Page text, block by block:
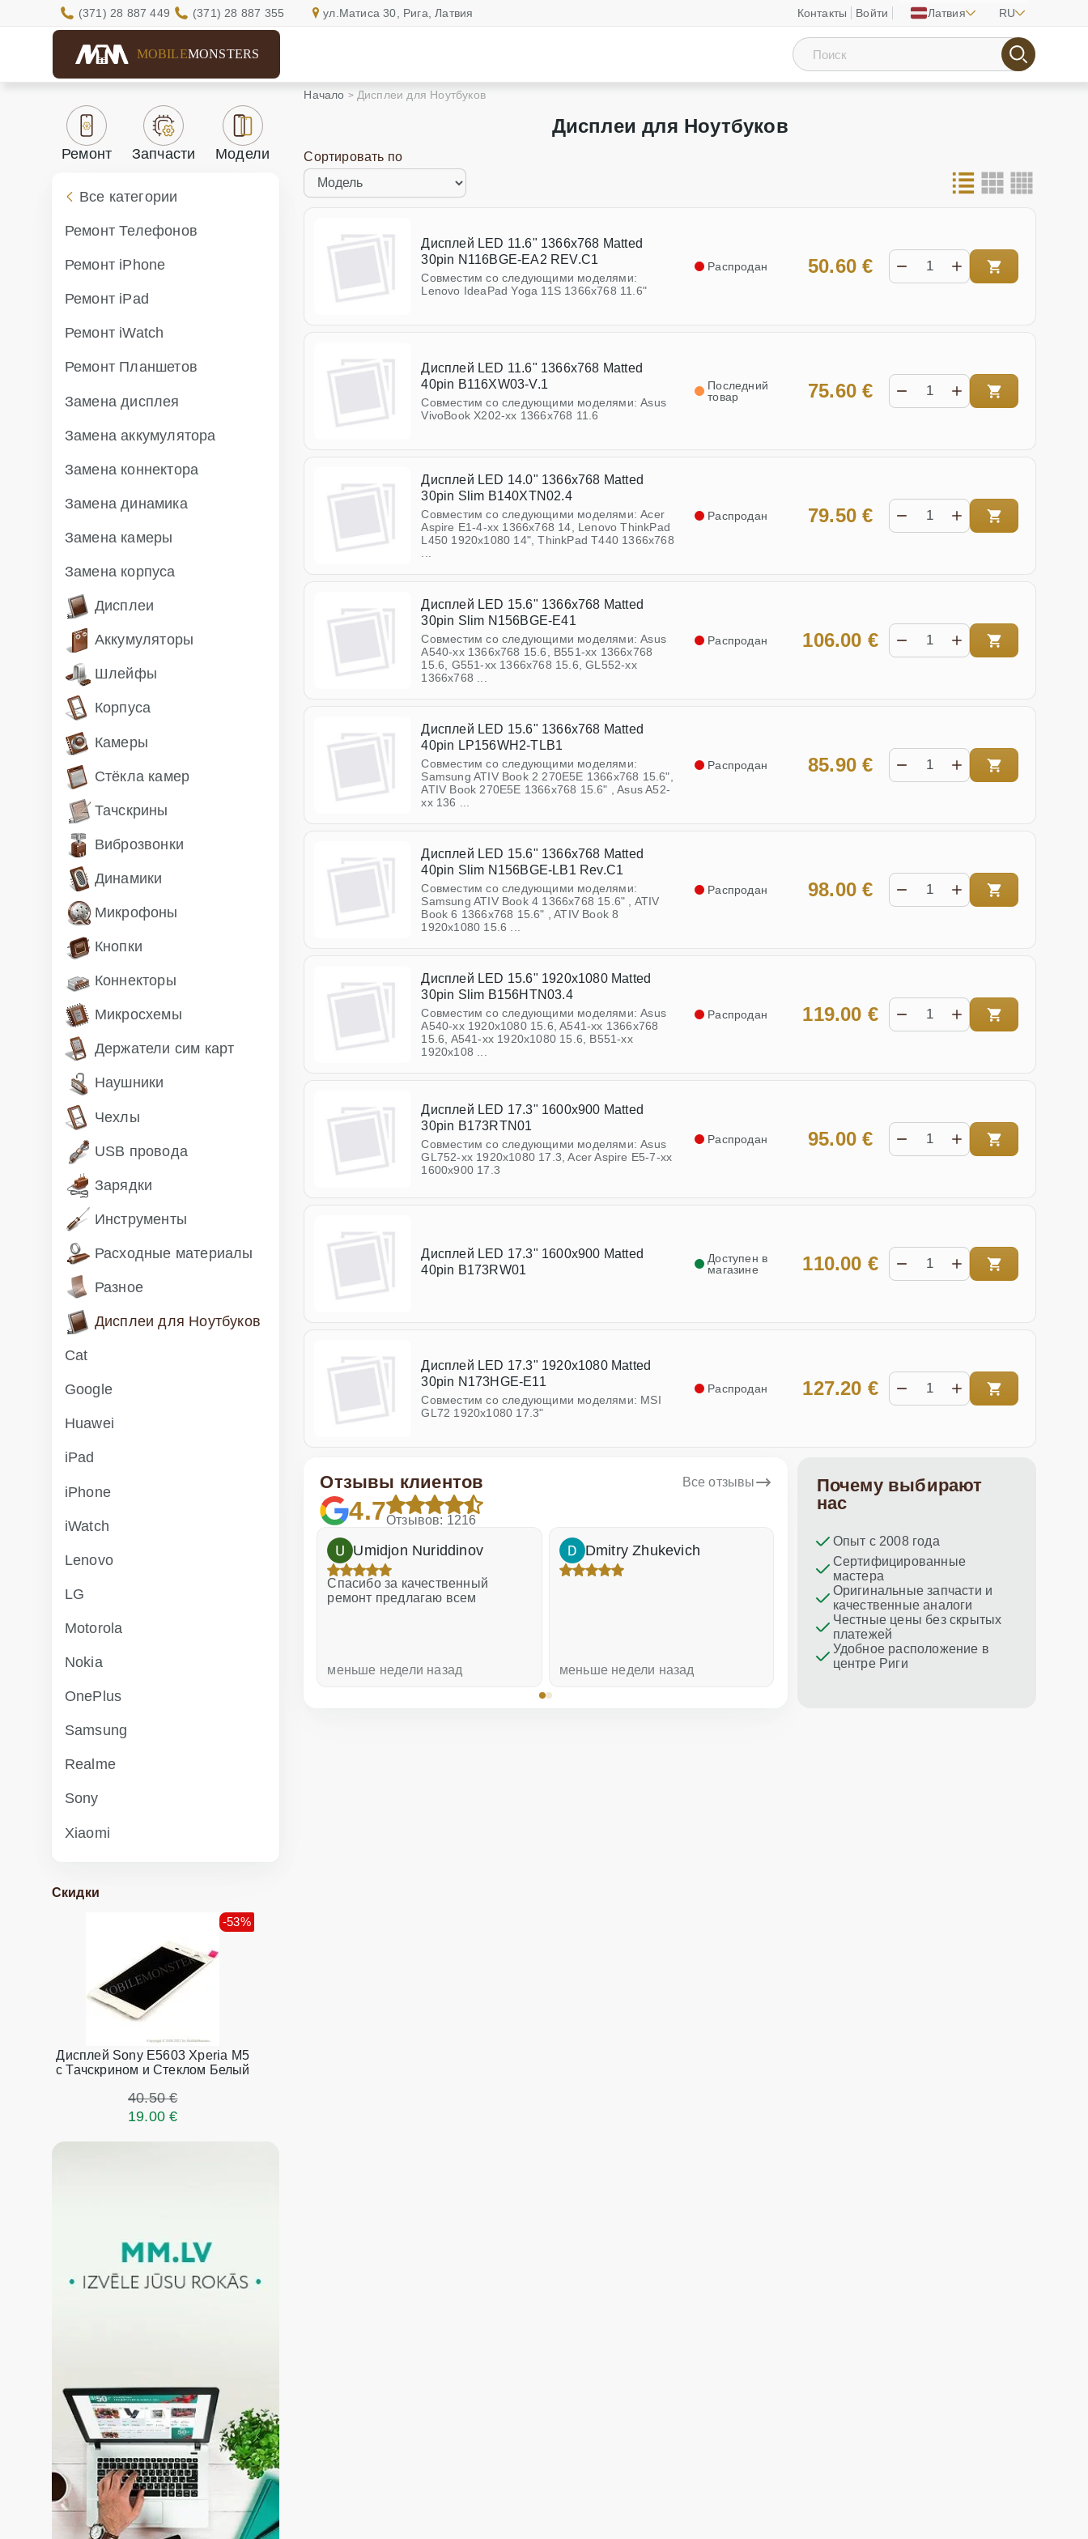
Контакты Войти Латвия RU
(371) 28 887 449 (371) 28 887 355 ул.Матиса 30, Рига, Латвия
MOBILEMONSTERS
Ремонт Запчасти Модели
Все категории
Ремонт Телефонов
Ремонт iPhone
Ремонт iPad
Ремонт iWatch
Ремонт Планшетов
Замена дисплея
Замена аккумулятора
Замена коннектора
Замена динамика
Замена камеры
Замена корпуса
Дисплеи
Аккумуляторы
Шлейфы
Корпуса
Камеры
Стёкла камер
Тачскрины
Виброзвонки
Динамики
Микрофоны
Кнопки
Коннекторы
Микросхемы
Держатели сим карт
Наушники
Чехлы
USB провода
Зарядки
Инструменты
Расходные материалы
Разное
Дисплеи для Ноутбуков
Cat
Google
Huawei
iPad
iPhone
iWatch
Lenovo
LG
Motorola
Nokia
OnePlus
Samsung
Realme
Sony
Xiaomi
Скидки
Дисплей Sony E5603 Xperia M5
с Тачскрином и Стеклом Белый
-53%
40.50 €
19.00 €
Начало Дисплеи для Ноутбуков
Дисплеи для Ноутбуков
Сортировать по
Дисплей LED 11.6" 1366x768 Matted
30pin N116BGE-EA2 REV.C1
Совместим со следующими моделями:
Lenovo IdeaPad Yoga 11S 1366x768 11.6"
50.60 €
Распродан
Дисплей LED 11.6" 1366x768 Matted
40pin B116XW03-V.1
Совместим со следующими моделями: Asus
VivoBook X202-xx 1366x768 11.6
75.60 €
Последний
товар
Дисплей LED 14.0" 1366x768 Matted
30pin Slim B140XTN02.4
Совместим со следующими моделями: Acer
Aspire E1-4-xx 1366х768 14, Lenovo ThinkPad
L450 1920x1080 14", ThinkPad T440 1366x768
79.50 €
Распродан
Дисплей LED 15.6" 1366x768 Matted
30pin Slim N156BGE-E41
Совместим со следующими моделями: Asus
A540-xx 1366x768 15.6, B551-xx 1366х768
15.6, G551-xx 1366x768 15.6, GL552-xx
1366x768 ...
106.00 €
Распродан
Дисплей LED 15.6" 1366x768 Matted
40pin LP156WH2-TLB1
Совместим со следующими моделями:
Samsung ATIV Book 2 270E5E 1366x768 15.6",
ATIV Book 270E5E 1366x768 15.6" , Asus A52-
xx 136 ...
85.90 €
Распродан
Дисплей LED 15.6" 1366x768 Matted
40pin Slim N156BGE-LB1 Rev.C1
Совместим со следующими моделями:
Samsung ATIV Book 4 1366x768 15.6" , ATIV
Book 6 1366x768 15.6" , ATIV Book 8
1920x1080 15.6 ...
98.00 €
Распродан
Дисплей LED 15.6" 1920x1080 Matted
30pin Slim B156HTN03.4
Совместим со следующими моделями: Asus
A540-xx 1920x1080 15.6, A541-xx 1366x768
15.6, A541-xx 1920x1080 15.6, B551-xx
1920x108 ...
119.00 €
Распродан
Дисплей LED 17.3" 1600x900 Matted
30pin B173RTN01
Совместим со следующими моделями: Asus
GL752-xx 1920x1080 17.3, Acer Aspire E5-7-xx
1600х900 17.3
95.00 €
Распродан
Дисплей LED 17.3" 1600x900 Matted
40pin B173RW01
110.00 €
Доступен в
магазине
Дисплей LED 17.3" 1920x1080 Matted
30pin N173HGE-E11
Совместим со следующими моделями: MSI
GL72 1920x1080 17.3"
127.20 €
Распродан
Отзывы клиентов Все отзывы
4.7Отзывов: 1216
неделю назад
Umidjon Nuriddinov
Спасибо за качественный
ремонт предлагаю всем
меньше недели назад
Dmitry Zhukevich
меньше недели назад
Dina Vituma
Отличное обслуживание!
неделю назад
Почему выбирают
нас
Опыт с 2008 года
Сертифицированные
мастера
Оригинальные запчасти и
качественные аналоги
Честные цены без скрытых
платежей
Удобное расположение в
центре Риги